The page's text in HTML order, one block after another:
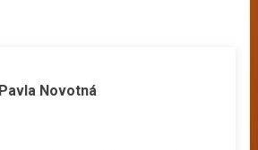
Pavla Novotná